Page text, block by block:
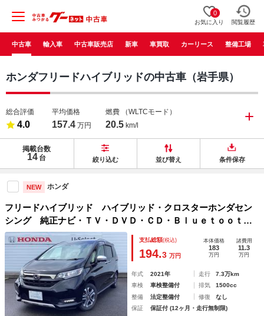
0
お気に入り 閲覧履歴
中古車 輸入車 中古車販売店 新車 車買取 カーリース 整備工場
ホンダフリードハイブリッドの中古車（岩手県）
総合評価
4.0
平均価格
157.4 万円
燃費 （WLTCモード）
20.5 km/l
掲載台数
14 台 絞り込む 並び替え 条件保存
NEW ホンダ
フリードハイブリッド ハイブリッド・クロスターホンダセン
シング 純正ナビ・ＴＶ・ＤＶＤ・ＣＤ・Ｂｌｕｅｔｏｏｔｈ
接続・バックカメラ・フリップダウンモニター・社外エンジン
スターター・社外ドラレコ前後タイプ・ホンダセンシング・Ｌ
ＥＤヘッドライト 電動格納ミラー ＶＳＡ
支払総額(税込)
194.3 万円
本体価格
183
万円
諸費用
11.3
万円
年式 2021年 走行
7.3万km
車検
車検整備付 排気
1500cc
整備
法定整備付 修復
なし
保証
保証付 (12ヶ月・走行無制限)